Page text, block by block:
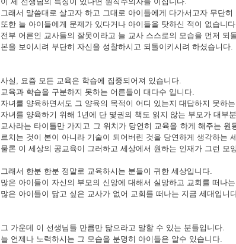
그래서 말씀대로 살고자 하고 그대로 아이들에게 다가서고자 무단히
또한 늘 아이들에게 문제가 있다거나 아이들을 탓하신 적이 없습니
전부 어른인 교사들의 잘못이라고 늘 교사 스스로의 모습을 먼저 되
본을 보이시려 부단히 자신을 성찰하시고 되돌이키시려 하셨습니다.
사실, 요즘 모든 교육은 학습에 집중되어져 있습니다.
교육과 학습을 구분하지 못하는 어른들이 대다수 입니다.
자녀를 양육하면서도 그 양육의 목적이 어디 있는지 대답하지 못하
자녀를 양육하기 위해 1년에 단 몇권의 책도 읽지 않는 부모가 대부
교사라는 타이틀만 가지고 그 위치가 당연히 교육을 하게 해주는
르치는 것이 본이 아니라 기술이 되어버린 것을 당연하게 생각하는
물론 이 세상의 공교육이 그러하고 세상에서 원하는 인재가 그런 모
그래서 한분 한분 정말로 교육하시는 분들이 귀한 세상입니다.
많은 아이들이 자신의 부모의 신앙에 대해서 실망하고 교회를 떠나
많은 아이들이 닮고 싶은 교사가 없어 교회를 떠나는 지금 세대입니
그 가운데 이 선생님들 만큼만 닮으라고 말할 수 있는 분들입니다.
늘 언제나 노력하시는 그 모습을 분명히 아이들은 알수 있습니다.